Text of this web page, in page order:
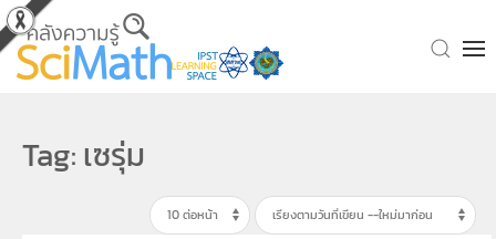
Skip to main content
Tag: เซรุ่ม